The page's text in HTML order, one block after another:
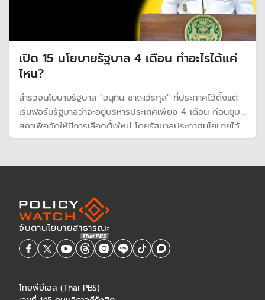
เปิด 15 นโยบายรัฐบาล 4 เดือน ทำอะไรได้แค่
ไหน?
สำรวจนโยบายรัฐบาล "อนุทิน ชาญวีรกุล" ที่ประกาศไว้ตั้งแต่
เริ่มฟอร์มรัฐบาลว่าจะอยู่บริหารประเทศเพียง 4 เดือน ก่อนยุบ
สภาเพื่อจัดให้มีการเลือกตั้งใหม่ โดยรัฐบาลประกาศนโยบายไว้
15 ด้านในการแถลงนโยบายสัปดาห์หน้า แต่นโยบายใดจะประสบ
ไทยพีบีเอส (Thai PBS)